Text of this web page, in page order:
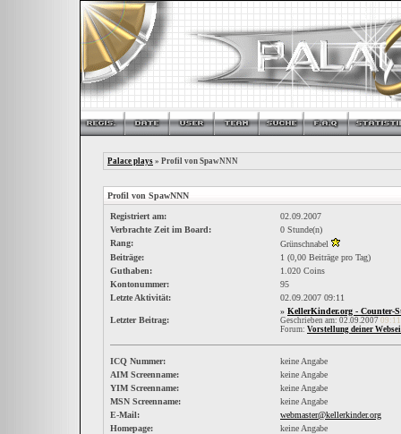
Palace plays » Profil von SpawNNN
Profil von SpawNNN
Registriert am:
02.09.2007
Verbrachte Zeit im Board:
0 Stunde(n)
Rang:
Grünschnabel
Beiträge:
1 (0,00 Beiträge pro Tag)
Guthaben:
1.020 Coins
Kontonummer:
95
Letzte Aktivität:
02.09.2007 09:11
Letzter Beitrag:
» KellerKinder.org - Counter-
Geschrieben am: 02.09.2007 09:11
Forum: Vorstellung deiner
ICQ Nummer:
keine Angabe
AIM Screenname:
keine Angabe
YIM Screenname:
keine Angabe
MSN Screenname:
keine Angabe
E-Mail:
webmaster@kellerkinder.org
Homepage:
keine Angabe